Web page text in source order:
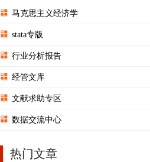
马克思主义经济学
stata专版
行业分析报告
经管文库
文献求助专区
数据交流中心
热门文章